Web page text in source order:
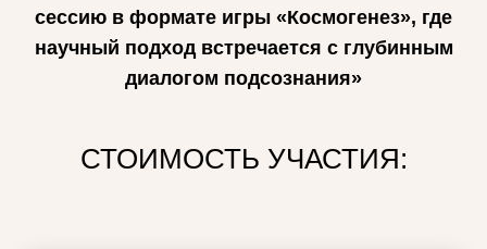
сессию в формате игры «Космогенез», где
научный подход встречается с глубинным
диалогом подсознания»
СТОИМОСТЬ УЧАСТИЯ: